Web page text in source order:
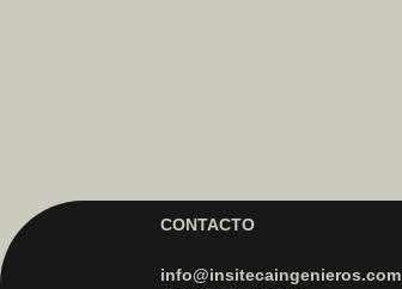
CONTACTO
info@insitecaingenieros.com